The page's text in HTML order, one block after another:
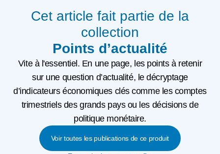
Cet article fait partie de la
collection
Points d’actualité
Vite à l'essentiel. En une page, les points à retenir
sur une question d’actualité, le décryptage
d’indicateurs économiques clés comme les comptes
trimestriels des grands pays ou les décisions de
politique monétaire.
Voir toutes les publications de ce produit